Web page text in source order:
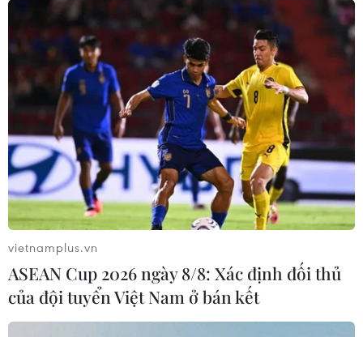
người làm bài kiểm tra hộ
26/05/2020 04:52
Hiệu trưởng Trường THCS Nguyễn Anh Hào Huỳnh Cát
Tạo đã nhờ người học, thi hộ để hoàn thành chương
trình học Đại học Sư phạm Toán với lý do học 2 trường
đại học một lúc nên hay bị trùng lịch thi.
vietnamplus.vn
ASEAN Cup 2026 ngày 8/8: Xác định đối thủ
của đội tuyển Việt Nam ở bán kết